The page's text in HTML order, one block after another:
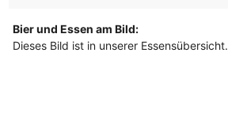
Bier und Essen am Bild:
Dieses Bild ist in unserer Essensübersicht.